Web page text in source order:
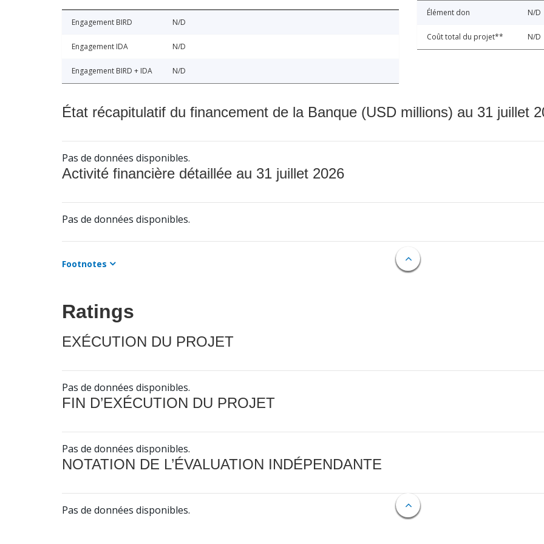
Engagement BIRD N/D
Engagement IDA N/D
Engagement BIRD + IDA N/D
Élément don N/D
Coût total du projet** N/D
État récapitulatif du financement de la Banque (USD millions) au 31 juillet
Pas de données disponibles.
Activité financière détaillée au 31 juillet 2026
Pas de données disponibles.
Footnotes
Ratings
EXÉCUTION DU PROJET
Pas de données disponibles.
FIN D’EXÉCUTION DU PROJET
Pas de données disponibles.
NOTATION DE L’ÉVALUATION INDÉPENDANTE
Pas de données disponibles.